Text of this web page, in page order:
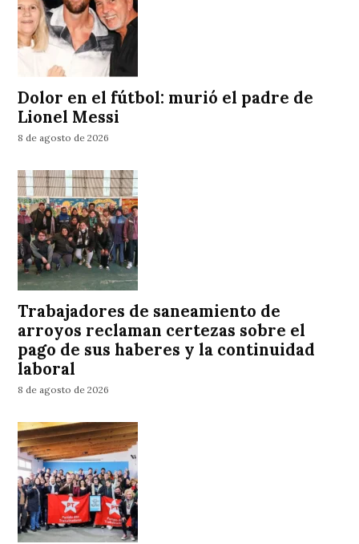
Dolor en el fútbol: murió el padre de
Lionel Messi
8 de agosto de 2026
Trabajadores de saneamiento de
arroyos reclaman certezas sobre el
pago de sus haberes y la continuidad
laboral
8 de agosto de 2026